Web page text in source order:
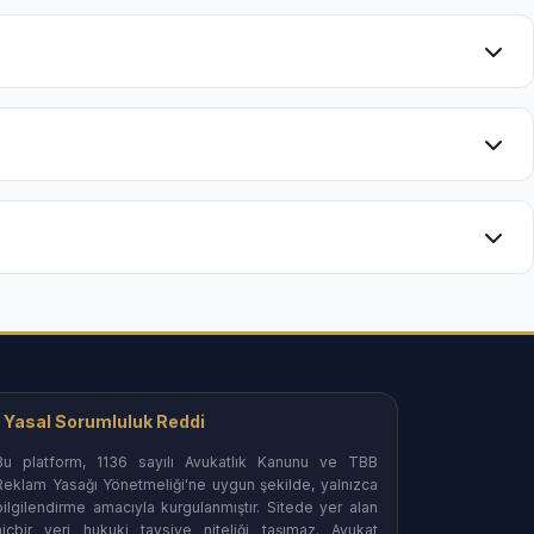
itibaren haklarınızı koruyan etkin savunma
sonuç odaklı ve gizlilik prensibine dayalı yönetim.
bürolar.
Yasal Sorumluluk Reddi
platform, 1136 sayılı Avukatlık Kanunu ve TBB
Yasağı Yönetmeliği'ne uygun şekilde, yalnızca
amacıyla kurgulanmıştır. Sitede yer alan
veri hukuki tavsiye niteliği taşımaz. Avukat